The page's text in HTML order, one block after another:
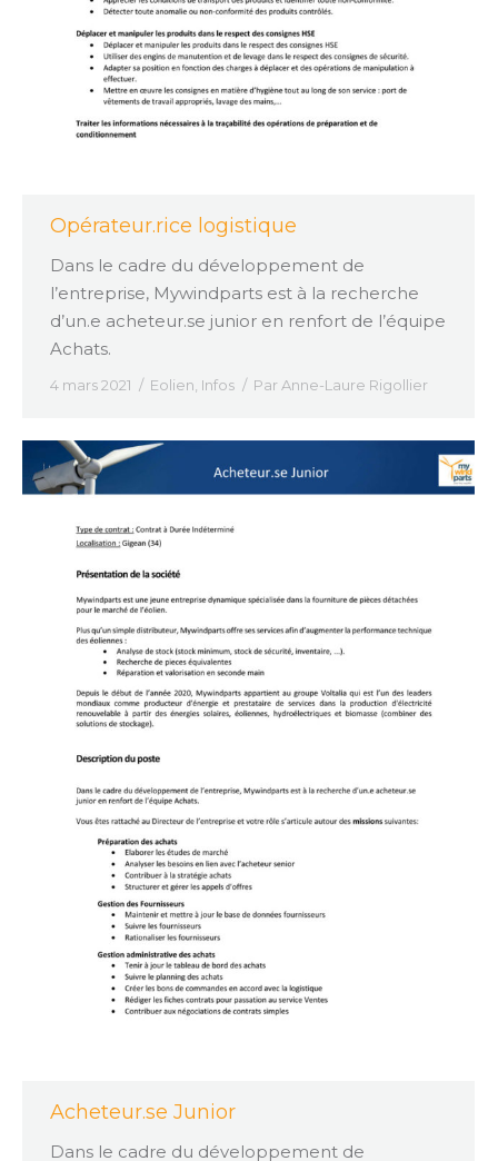
Opérateur.rice logistique
Dans le cadre du développement de
l’entreprise, Mywindparts est à la recherche
d’un.e acheteur.se junior en renfort de l’équipe
Achats.
4 mars 2021 Eolien, Infos ParAnne-Laure Rigollier
Acheteur.se Junior
Dans le cadre du développement de